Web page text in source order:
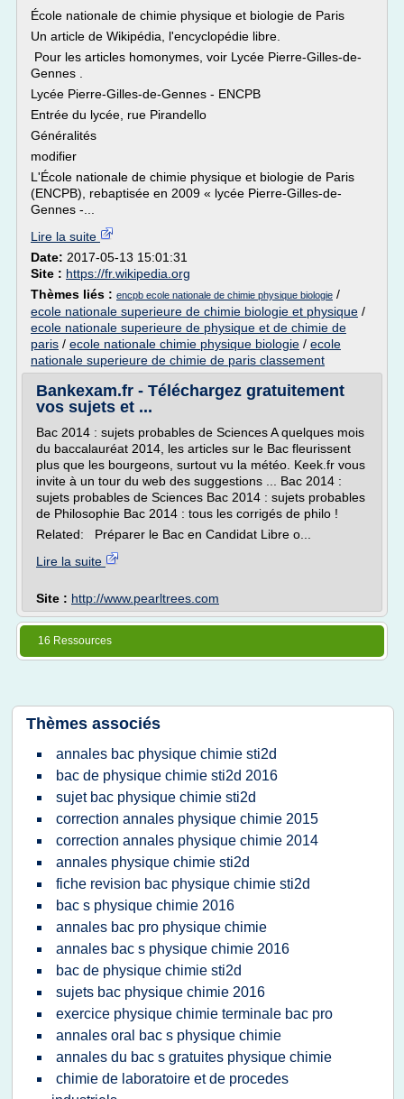
École nationale de chimie physique et biologie de Paris
Un article de Wikipédia, l'encyclopédie libre.
Pour les articles homonymes, voir Lycée Pierre-Gilles-de-
Gennes .
Lycée Pierre-Gilles-de-Gennes - ENCPB
Entrée du lycée, rue Pirandello
Généralités
modifier
L'École nationale de chimie physique et biologie de Paris
(ENCPB), rebaptisée en 2009 « lycée Pierre-Gilles-de-
Gennes -...
Lire la suite
Date: 2017-05-13 15:01:31
Site : https://fr.wikipedia.org
Thèmes liés : encpb ecole nationale de chimie physique biologie /
ecole nationale superieure de chimie biologie et physique /
ecole nationale superieure de physique et de chimie de
paris / ecole nationale chimie physique biologie / ecole
nationale superieure de chimie de paris classement
Bankexam.fr - Téléchargez gratuitement
vos sujets et ...
Bac 2014 : sujets probables de Sciences A quelques mois
du baccalauréat 2014, les articles sur le Bac fleurissent
plus que les bourgeons, surtout vu la météo. Keek.fr vous
invite à un tour du web des suggestions ... Bac 2014 :
sujets probables de Sciences Bac 2014 : sujets probables
de Philosophie Bac 2014 : tous les corrigés de philo !
Related: Préparer le Bac en Candidat Libre o...
Lire la suite
Site : http://www.pearltrees.com
16 Ressources
Thèmes associés
annales bac physique chimie sti2d
bac de physique chimie sti2d 2016
sujet bac physique chimie sti2d
correction annales physique chimie 2015
correction annales physique chimie 2014
annales physique chimie sti2d
fiche revision bac physique chimie sti2d
bac s physique chimie 2016
annales bac pro physique chimie
annales bac s physique chimie 2016
bac de physique chimie sti2d
sujets bac physique chimie 2016
exercice physique chimie terminale bac pro
annales oral bac s physique chimie
annales du bac s gratuites physique chimie
chimie de laboratoire et de procedes